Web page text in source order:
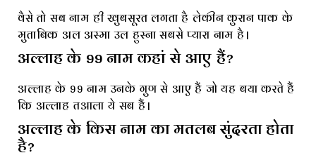
वैसे तो सब नाम ही खुबसूरत लगता है लेकीन कुरान पाक के
मुताबिक अल अस्मा उल हुस्ना सबसे प्यारा नाम है।
अल्लाह के 99 नाम कहां से आए हैं?
अल्लाह के 99 नाम उनके गुण से आए हैं जो यह बया करते हैं
कि अल्लाह तआला ये सब हैं।
अल्लाह के किस नाम का मतलब सुंदरता होता
है?